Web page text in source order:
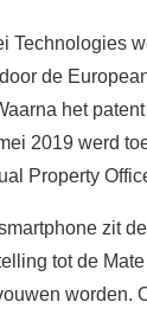
Technologies
de
het patent
2019 werd
Property
zit
tot de
worden.